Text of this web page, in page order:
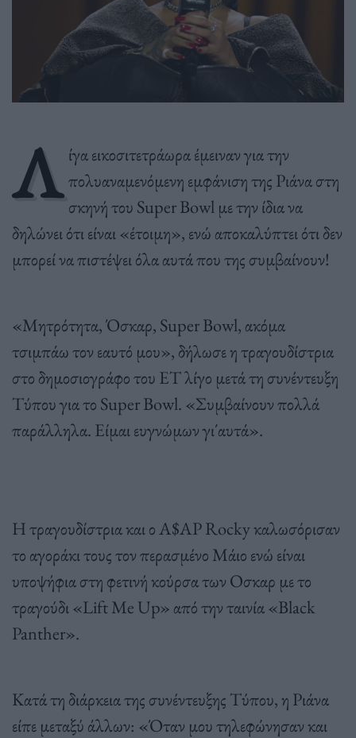
Λ ίγα εικοσιτετράωρα έμειναν για την
πολυαναμενόμενη εμφάνιση της Ριάνα στη
σκηνή του Super Bowl με την ίδια να
δηλώνει ότι είναι «έτοιμη», ενώ αποκαλύπτει ότι δεν
μπορεί να πιστέψει όλα αυτά που της συμβαίνουν!
«Μητρότητα, Όσκαρ, Super Bowl, ακόμα
τσιμπάω τον εαυτό μου», δήλωσε η τραγουδίστρια
στο δημοσιογράφο του ΕΤ λίγο μετά τη συνέντευξη
Τύπου για το Super Bowl. «Συμβαίνουν πολλά
παράλληλα. Είμαι ευγνώμων γι΄αυτά».
Η τραγουδίστρια και ο A$AP Rocky καλωσόρισαν
το αγοράκι τους τον περασμένο Μάιο ενώ είναι
υποψήφια στη φετινή κούρσα των Οσκαρ με το
τραγούδι «Lift Me Up» από την ταινία «Black
Panther».
Κατά τη διάρκεια της συνέντευξης Τύπου, η Ριάνα
είπε μεταξύ άλλων: «Όταν μου τηλεφώνησαν και